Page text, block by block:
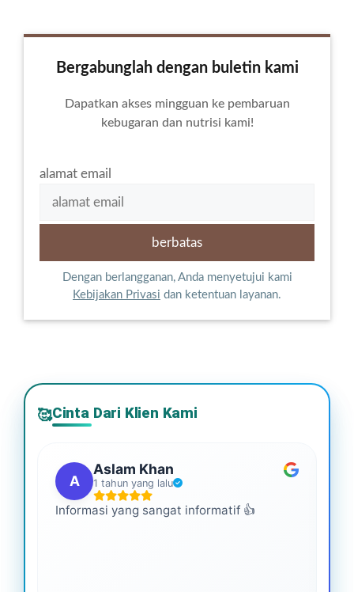
Bergabunglah dengan buletin kami
Dapatkan akses mingguan ke pembaruan
kebugaran dan nutrisi kami!
alamat email
Dengan berlangganan, Anda menyetujui kami
Kebijakan Privasi dan ketentuan layanan.
🥰Cinta Dari Klien Kami
A
Aslam Khan
1 tahun yang lalu
Informasi yang sangat informatif 👍